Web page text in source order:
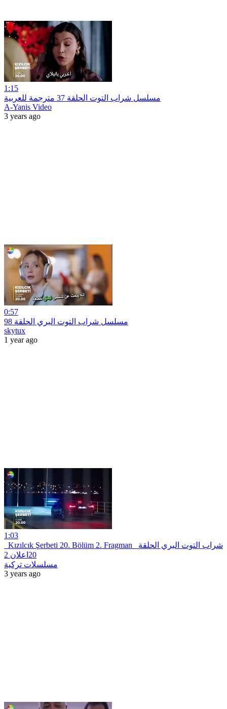
1:15
مسلسل شراب التوت الحلقة 37 مترجمة للعربية
A-Yanis Video
3 years ago
0:57
مسلسل شراب التوت البري الحلقة 98
skytux
1 year ago
1:03
_Kızılcık Şerbeti 20. Bölüm 2. Fragman _شراب التوت البري الحلقة
20اعلان 2
مسلسلات تركية
3 years ago